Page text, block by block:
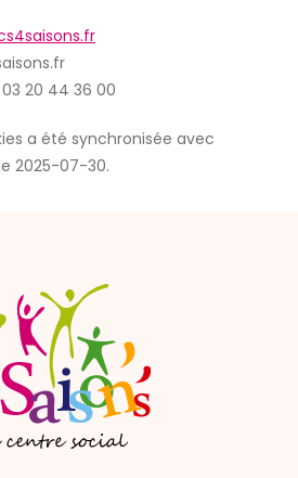
20 44 36 00
a été synchronisée avec
2025-07-30.